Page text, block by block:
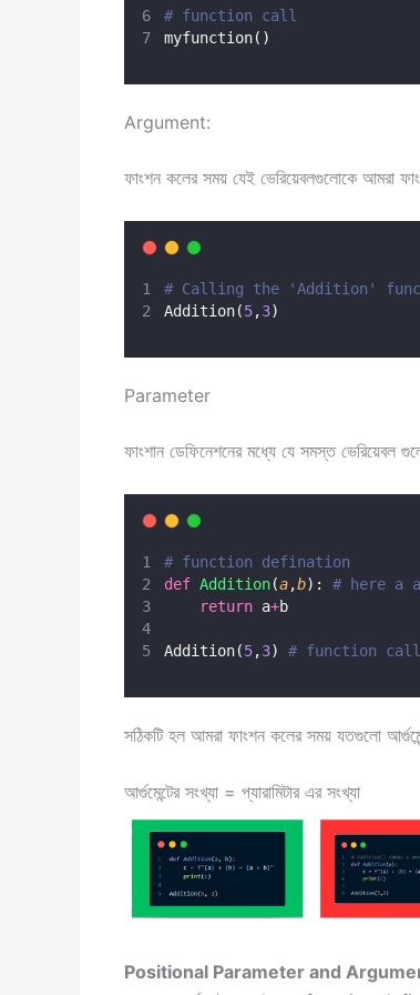
# function call
myfunction()
Argument:
ফাংশন কলের সময় যেই ভেরিয়েবলগুলোকে আমরা
# Calling the 'Addition'
Addition(5,3)
Parameter
ফাংশান ডেফিনেশনের মধ্যে যে সমস্ত ভেরিয়েবল
# function defination
def Addition(a,b): # here a
return a+b
Addition(5,3) # function call
সঠিকটি হল আমরা ফাংশন কলের সময় যতগুলো
আর্গুমেন্টের সংখ্যা = প্যারামিটার এর সংখ্যা
Positional Parameter and